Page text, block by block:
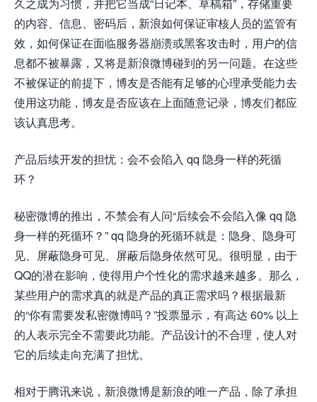
的内容、信息、密码后，新浪如何保证审核人员的监管有
效，如何保证在面临服务器崩溃或黑客攻击时，用户的信
息都不被暴露，又将是新浪微博碰到的另一问题。在这些
不被保证的前提下，博友是否能有足够的心理承受能力去
使用这功能，博友是否应该在上面随意记录，博友们都应
该认真思考。
产品后续开发的担忧：会不会陷入 qq 隐身一样的死循
环？
秘密微博的推出，不禁会有人问“后续会不会陷入像 qq 隐
身一样的死循环？” qq 隐身的死循环就是：隐身、隐身可
见、屏蔽隐身可见、屏蔽后隐身依然可见。很明显，由于
QQ的潜在影响，使得用户个性化的需求越来越多。那么，
某些用户的需求真的就是产品的真正需求吗？根据最新
的“你有需要发私密微博吗？”投票显示，有高达 60% 以上
的人表示完全不需要此功能。产品设计的不合理，使人对
它的后续走向充满了担忧。
相对于腾讯来说，新浪微博是新浪的唯一产品，除了承担